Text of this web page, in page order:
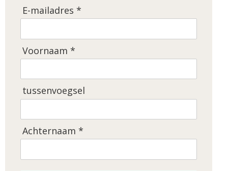
E-mailadres *
Voornaam *
tussenvoegsel
Achternaam *